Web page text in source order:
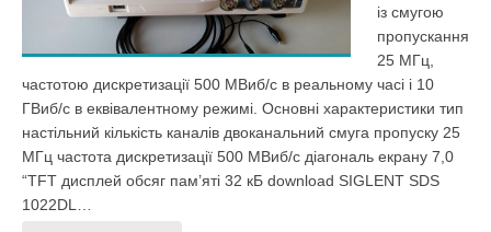
із смугою
пропускання
25 МГц,
частотою дискретизації 500 МВиб/с в реальному часі і 10
ГВиб/с в еквівалентному режимі. Основні характеристики тип
настільний кількість каналів двоканальний смуга пропуску 25
МГц частота дискретизації 500 МВиб/с діагональ екрану 7,0
“TFT дисплей обсяг пам’яті 32 кБ download SIGLENT SDS
1022DL…